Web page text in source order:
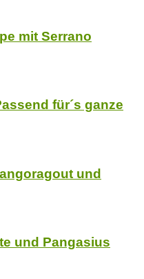
mit Serrano
für´s ganze
und
und Pangasius